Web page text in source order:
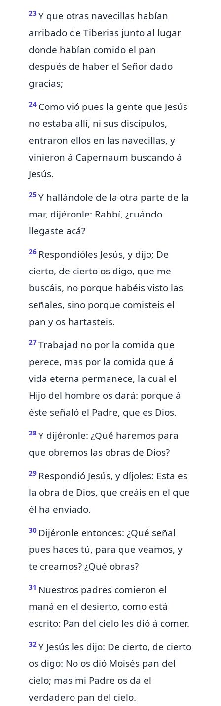
23 Y que otras navecillas habían
arribado de Tiberias junto al lugar
donde habían comido el pan
después de haber el Señor dado
gracias;
24 Como vió pues la gente que Jesús
no estaba allí, ni sus discípulos,
entraron ellos en las navecillas, y
vinieron á Capernaum buscando á
Jesús.
25 Y hallándole de la otra parte de la
mar, dijéronle: Rabbí, ¿cuándo
llegaste acá?
26 Respondióles Jesús, y dijo; De
cierto, de cierto os digo, que me
buscáis, no porque habéis visto las
señales, sino porque comisteis el
pan y os hartasteis.
27 Trabajad no por la comida que
perece, mas por la comida que á
vida eterna permanece, la cual el
Hijo del hombre os dará: porque á
éste señaló el Padre, que es Dios.
28 Y dijéronle: ¿Qué haremos para
que obremos las obras de Dios?
29 Respondió Jesús, y díjoles: Esta es
la obra de Dios, que creáis en el que
él ha enviado.
30 Dijéronle entonces: ¿Qué señal
pues haces tú, para que veamos, y
te creamos? ¿Qué obras?
31 Nuestros padres comieron el
maná en el desierto, como está
escrito: Pan del cielo les dió á comer.
32 Y Jesús les dijo: De cierto, de cierto
os digo: No os dió Moisés pan del
cielo; mas mi Padre os da el
verdadero pan del cielo.